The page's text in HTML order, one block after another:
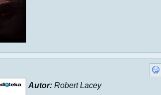
Autor: Robert Lacey